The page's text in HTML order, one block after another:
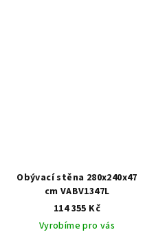
Obývací stěna 280x240x47
cm VABV1347L
114 355 Kč
Vyrobíme pro vás